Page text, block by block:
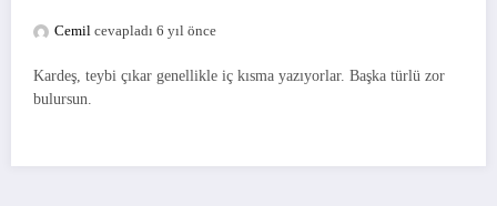
Cemil cevapladı 6 yıl önce
Kardeş, teybi çıkar genellikle iç kısma yazıyorlar. Başka türlü zor
bulursun.